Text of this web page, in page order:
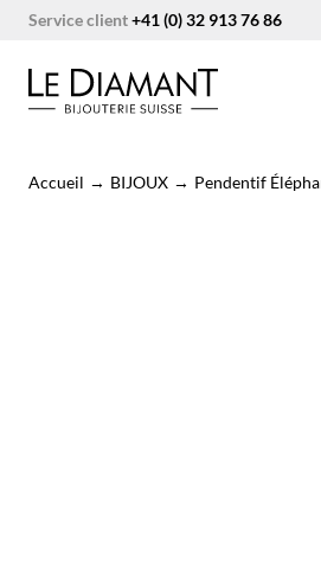
Aller
contenu
Service client+41 (0) 32 913 76 86
Accueil → BIJOUX → Pendentif